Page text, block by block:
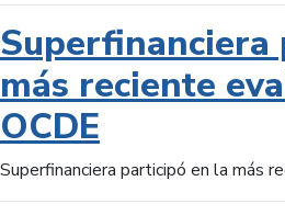
más reciente
OCDE
Superfinanciera participó en la más